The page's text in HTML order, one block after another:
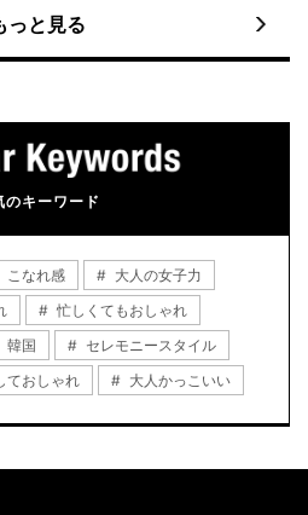
っと見る
のキーワード
こなれ感
大人の女子力
忙しくてもおしゃれ
韓国
セレモニースタイル
ておしゃれ 大人かっこいい